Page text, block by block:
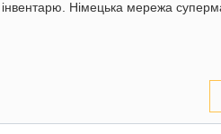
Німецька мережа